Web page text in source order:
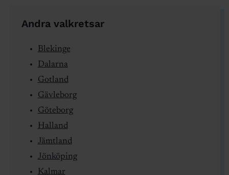
Andra valkretsar
Blekinge
Dalarna
Gotland
Gävleborg
Göteborg
Halland
Jämtland
Jönköping
Kalmar